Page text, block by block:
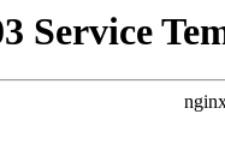
Service